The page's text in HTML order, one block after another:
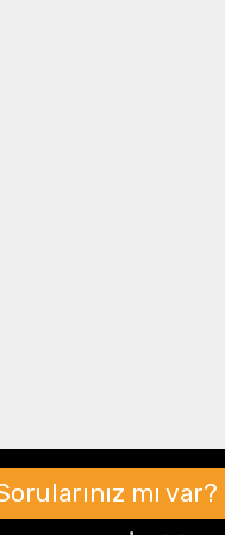
mı var?